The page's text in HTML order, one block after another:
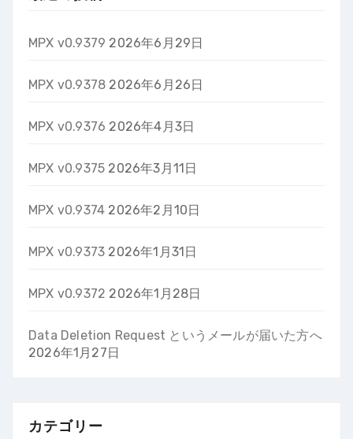
MPX v0.9379 2026年6月29日
MPX v0.9378 2026年6月26日
MPX v0.9376 2026年4月3日
MPX v0.9375 2026年3月11日
MPX v0.9374 2026年2月10日
MPX v0.9373 2026年1月31日
MPX v0.9372 2026年1月28日
Data Deletion Request というメールが届いた方へ
2026年1月27日
カテゴリー